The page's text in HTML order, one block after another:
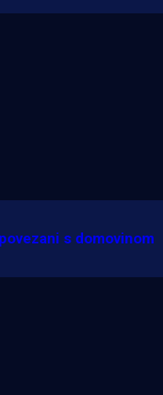
s domovinom